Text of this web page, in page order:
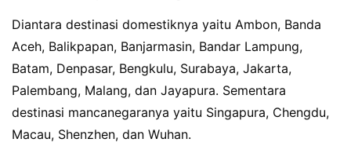
Diantara destinasi domestiknya yaitu Ambon, Banda
Aceh, Balikpapan, Banjarmasin, Bandar Lampung,
Batam, Denpasar, Bengkulu, Surabaya, Jakarta,
Palembang, Malang, dan Jayapura. Sementara
destinasi mancanegaranya yaitu Singapura, Chengdu,
Macau, Shenzhen, dan Wuhan.